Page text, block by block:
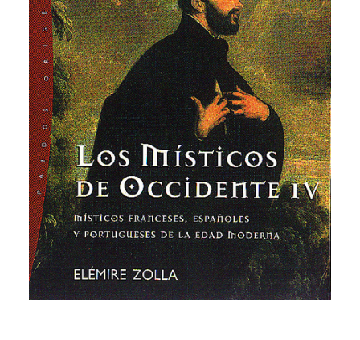
CATEGORÍAS
AUTORES DESTACADOS
GLOSARIO
CONTACTO
LOGIN / REGISTER
CART